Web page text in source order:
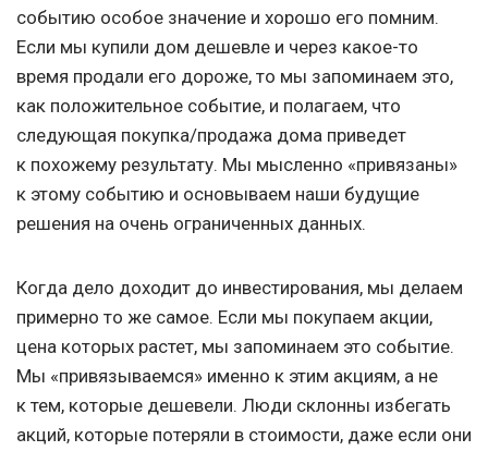
событию особое значение и хорошо его помним.
Если мы купили дом дешевле и через какое-то
время продали его дороже, то мы запоминаем это,
как положительное событие, и полагаем, что
следующая покупка/продажа дома приведет
к похожему результату. Мы мысленно «привязаны»
к этому событию и основываем наши будущие
решения на очень ограниченных данных.
Когда дело доходит до инвестирования, мы делаем
примерно то же самое. Если мы покупаем акции,
цена которых растет, мы запоминаем это событие.
Мы «привязываемся» именно к этим акциям, а не
к тем, которые дешевели. Люди склонны избегать
акций, которые потеряли в стоимости, даже если они